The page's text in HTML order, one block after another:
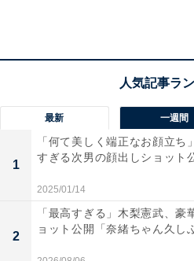
最新 一週間
1
「何て美しく端正なお顔立ち
すぎる次男の顔出しショット
2025/01/14
2
「最高すぎる」木梨憲武、豪
ョット公開「奈緒ちゃん久し